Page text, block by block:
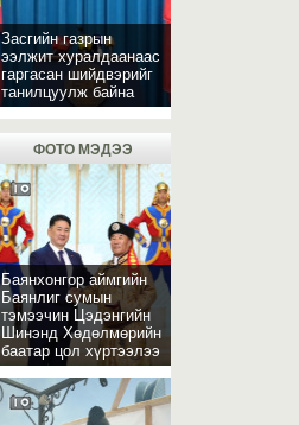
Засгийн газрын
ээлжит хуралдаанаас
гаргасан шийдвэрийг
танилцуулж байна
ФОТО МЭДЭЭ
Баянхонгор аймгийн
Баянлиг сумын
тэмээчин Цэдэнгийн
Шинэнд Хөдөлмөрийн
баатар цол хүртээлээ